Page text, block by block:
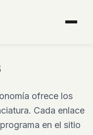
ofrece los
Cada enlace
en el sitio